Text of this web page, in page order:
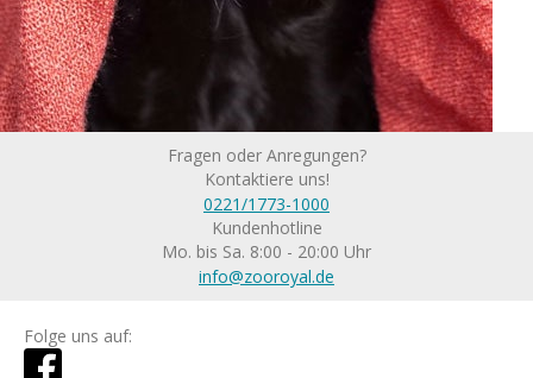
Fragen oder Anregungen?
Kontaktiere uns!
0221/1773-1000
Kundenhotline
Mo. bis Sa. 8:00 - 20:00 Uhr
info@zooroyal.de
Folge uns auf: